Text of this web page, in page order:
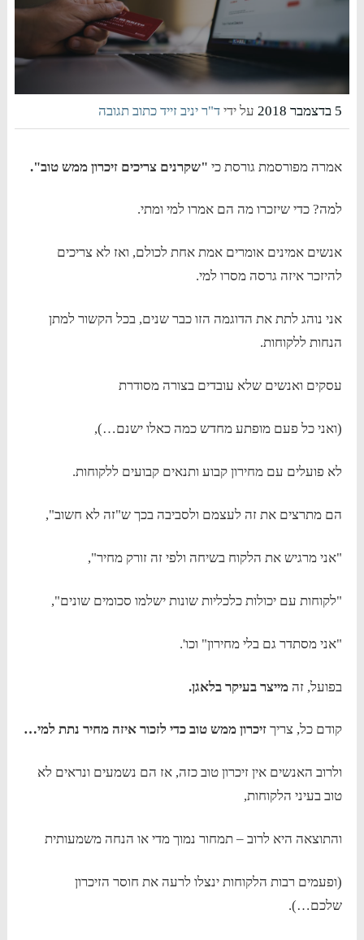
5 בדצמבר 2018 על ידיד"ר יניב זייד כתוב תגובה
אמרה מפורסמת גורסת כי "שקרנים צריכים זיכרון ממש טוב".
למה? כדי שיזכרו מה הם אמרו למי ומתי.
אנשים אמינים אומרים אמת אחת לכולם, ואז לא צריכים
להיזכר איזה גרסה מסרו למי.
אני נוהג לתת את הדוגמה הזו כבר שנים, בכל הקשור למתן
הנחות ללקוחות.
עסקים ואנשים שלא עובדים בצורה מסודרת
(ואני כל פעם מופתע מחדש כמה כאלו ישנם…),
לא פועלים עם מחירון קבוע ותנאים קבועים ללקוחות.
הם מתרצים את זה לעצמם ולסביבה בכך ש"זה לא חשוב",
"אני מרגיש את הלקוח בשיחה ולפי זה זורק מחיר",
"לקוחות עם יכולות כלכליות שונות ישלמו סכומים שונים",
"אני מסתדר גם בלי מחירון" וכו'.
בפועל, זהמייצר בעיקר בלאגן.
קודם כל, צריךזיכרון ממש טוב כדי לזכור איזה מחיר נתת למי…
ולרוב האנשים אין זיכרון טוב כזה, אז הם נשמעים ונראים לא
טוב בעיני הלקוחות,
והתוצאה היא לרוב – תמחור נמוך מדי או הנחה משמעותית
(ופעמים רבות הלקוחות ינצלו לרעה את חוסר הזיכרון
שלכם…).